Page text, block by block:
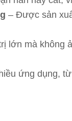
– Được sản
lớn mà không
ứng dụng,